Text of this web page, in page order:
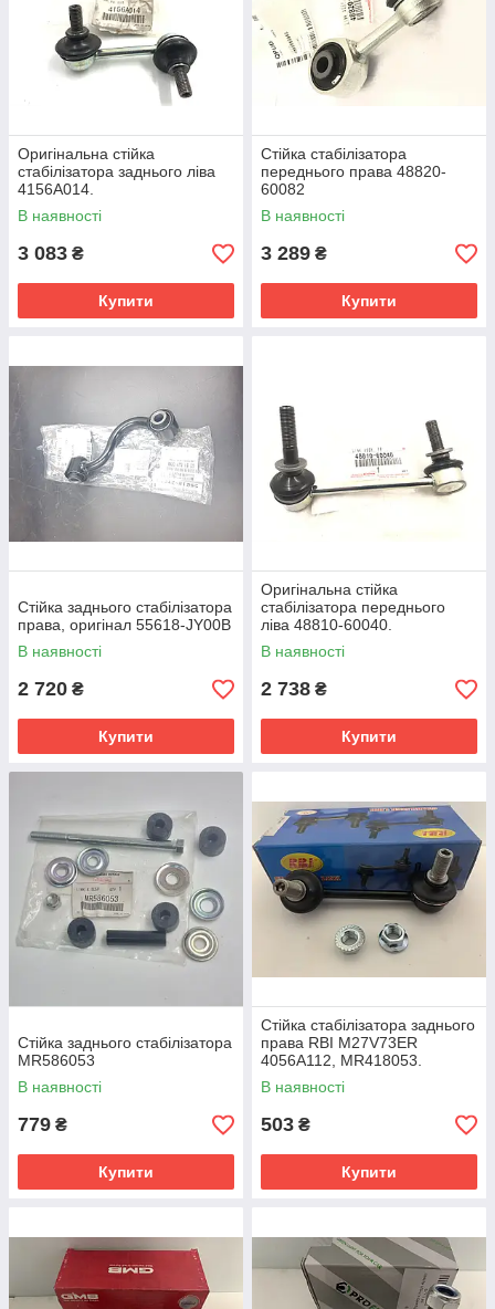
Оригінальна стійка
стабілізатора заднього ліва
4156A014.
В наявності
3 083 ₴
Купити
Стійка стабілізатора
переднього права 48820-
60082
В наявності
3 289 ₴
Купити
Стійка заднього стабілізатора
права, оригінал 55618-JY00B
В наявності
2 720 ₴
Купити
Оригінальна стійка
стабілізатора переднього
ліва 48810-60040.
В наявності
2 738 ₴
Купити
Стійка заднього стабілізатора
MR586053
В наявності
779 ₴
Купити
Стійка стабілізатора заднього
права RBI M27V73ER
4056A112, MR418053.
В наявності
503 ₴
Купити